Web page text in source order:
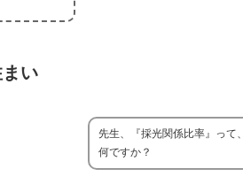
い
先生、『採光関係比率』って、
何ですか？